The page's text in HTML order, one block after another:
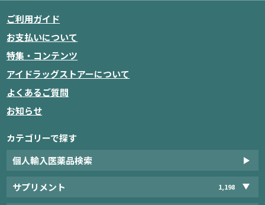
ご利用ガイド
お支払いについて
特集・コンテンツ
アイドラッグストアーについて
よくあるご質問
お知らせ
カテゴリーで探す
個人輸入医薬品検索
サプリメント 1,198